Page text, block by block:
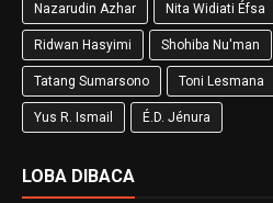
Nazarudin Azhar Nita Widiati Éfsa
Ridwan Hasyimi Shohiba Nu'man
Tatang Sumarsono Toni Lesmana
Yus R. Ismail É.D. Jénura
LOBA DIBACA